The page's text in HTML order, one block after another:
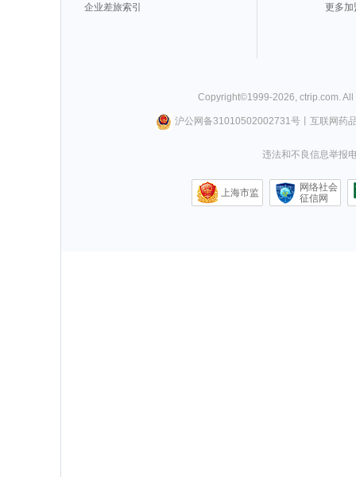
企业差旅索引
更多加
Copyright©1999-2026 ctrip.com .
沪公网备31010502002731号丨 互联网药
违法和不良信息举报
上海市监
网络社会
征信网